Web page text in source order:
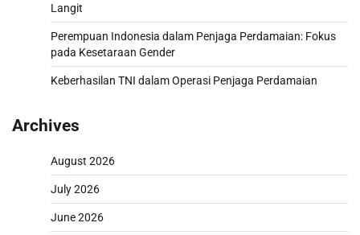
Langit
Perempuan Indonesia dalam Penjaga Perdamaian: Fokus
pada Kesetaraan Gender
Keberhasilan TNI dalam Operasi Penjaga Perdamaian
Archives
August 2026
July 2026
June 2026